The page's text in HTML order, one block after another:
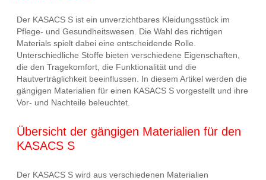
Der KASACS S ist ein unverzichtbares Kleidungsstück im
Pflege- und Gesundheitswesen. Die Wahl des richtigen
Materials spielt dabei eine entscheidende Rolle.
Unterschiedliche Stoffe bieten verschiedene Eigenschaften,
die den Tragekomfort, die Funktionalität und die
Hautverträglichkeit beeinflussen. In diesem Artikel werden die
gängigen Materialien für einen KASACS S vorgestellt und ihre
Vor- und Nachteile beleuchtet.
Übersicht der gängigen Materialien für den
KASACS S
Der KASACS S wird aus verschiedenen Materialien